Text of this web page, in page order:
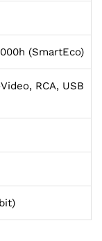
(SmartEco)
RCA, USB